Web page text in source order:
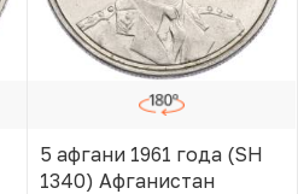
5 афгани 1961 года (SH
1340) Афганистан